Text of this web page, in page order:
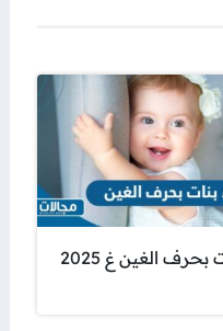
اسماء بنات بحرف الغين غ 2025